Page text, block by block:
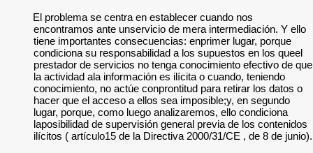
El problema se centra en establecer cuando nos
encontramos ante unservicio de mera intermediación. Y ello
tiene importantes consecuencias: enprimer lugar, porque
condiciona su responsabilidad a los supuestos en los queel
prestador de servicios no tenga conocimiento efectivo de que
la actividad ala información es ilícita o cuando, teniendo
conocimiento, no actúe conprontitud para retirar los datos o
hacer que el acceso a ellos sea imposible;y, en segundo
lugar, porque, como luego analizaremos, ello condiciona
laposibilidad de supervisión general previa de los contenidos
ilícitos ( artículo15 de la Directiva 2000/31/CE , de 8 de junio).